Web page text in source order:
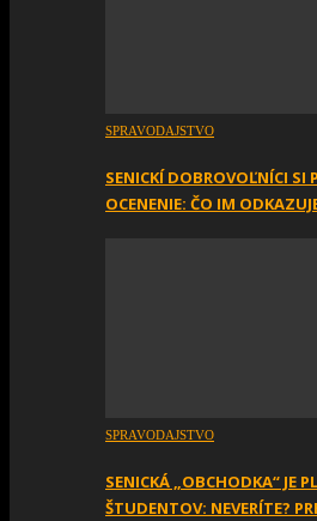
SPRAVODAJSTVO
SENICKÍ DOBROVOĽNÍCI SI
OCENENIE: ČO IM
SPRAVODAJSTVO
SENICKÁ „OBCHODKA“ JE
ŠTUDENTOV: NEVERÍTE?